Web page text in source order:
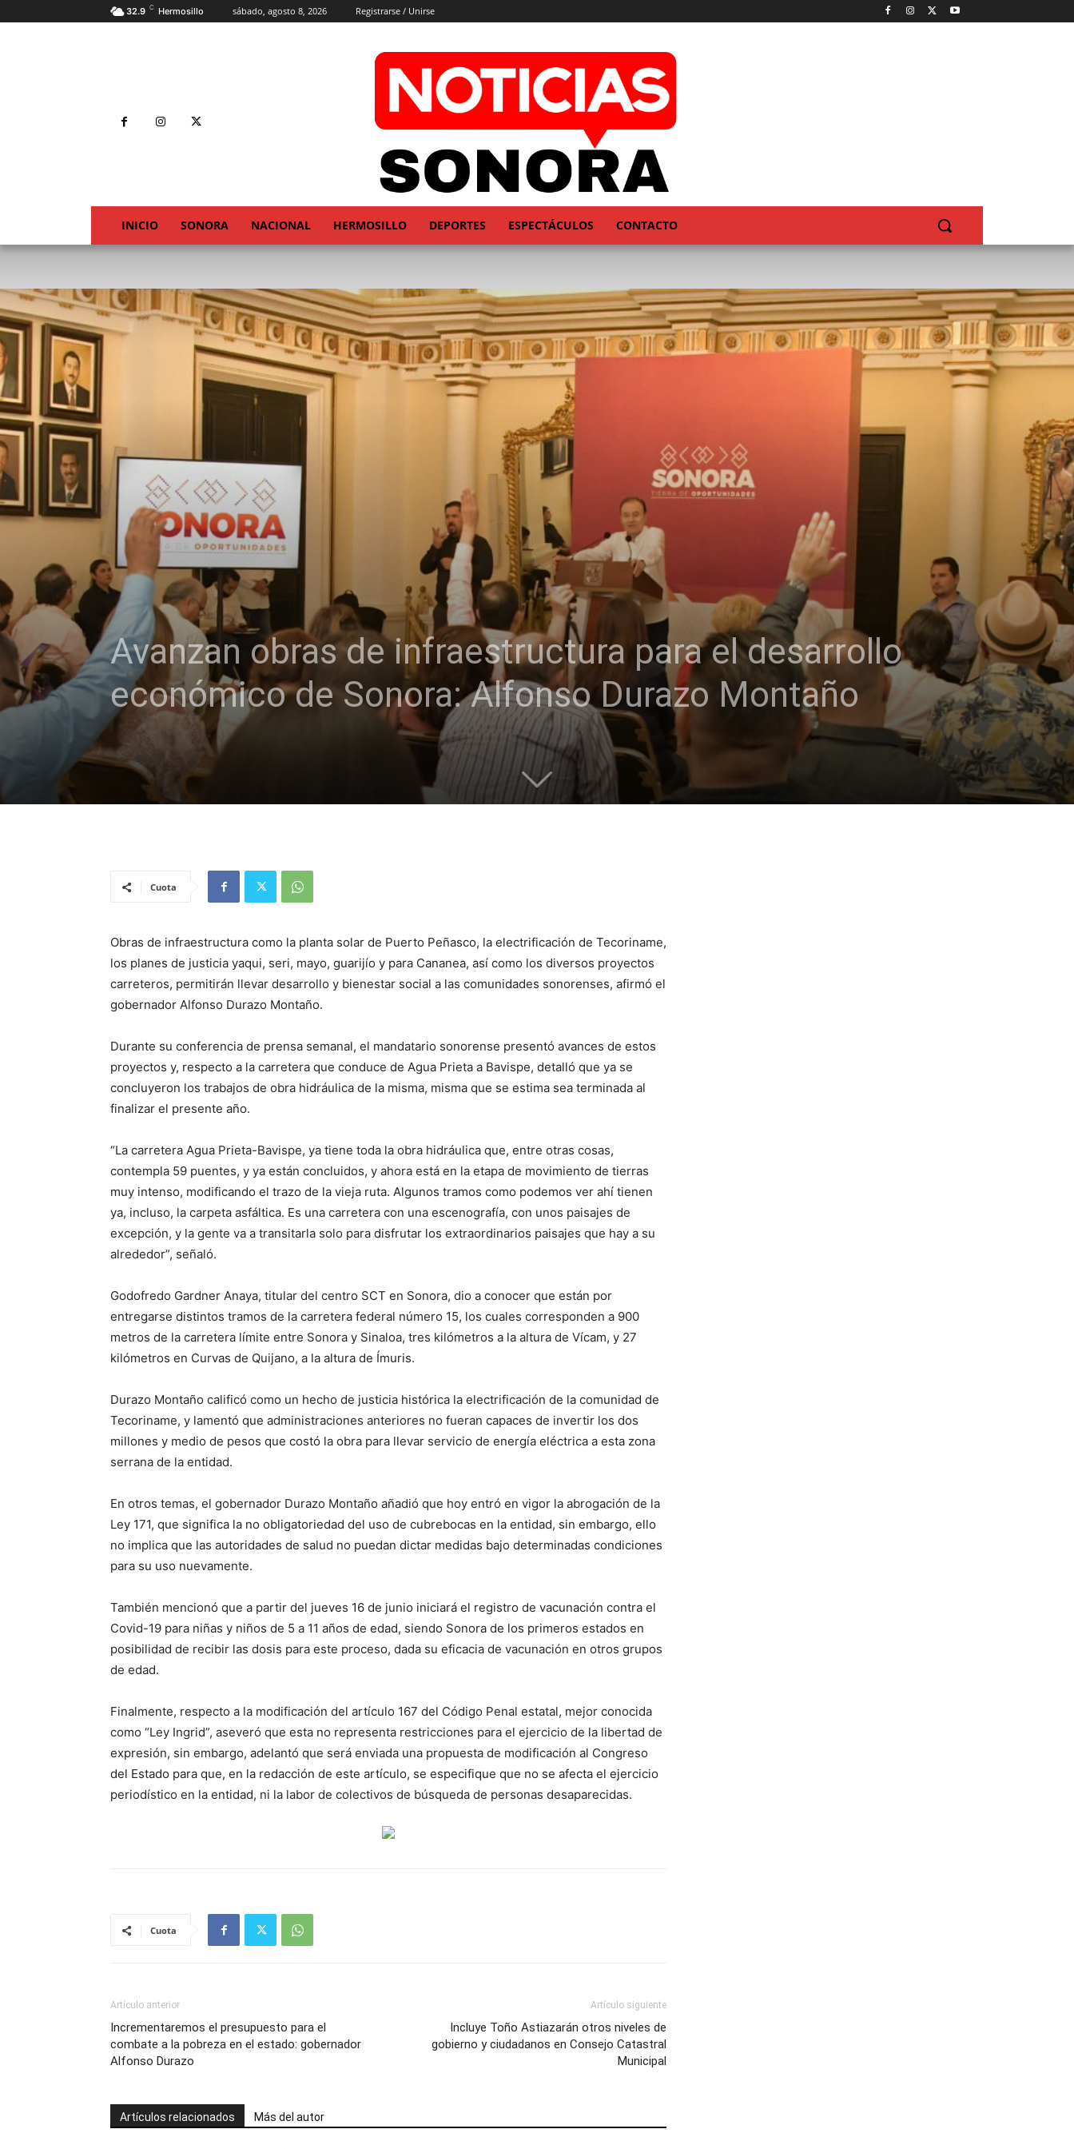
32.9 C Hermosillo sábado, agosto 8, 2026 Registrarse / Unirse
INICIO SONORA NACIONAL HERMOSILLO DEPORTES ESPECTÁCULOS CONTACTO
Avanzan obras de infraestructura para el desarrollo
económico de Sonora: Alfonso Durazo Montaño
Cuota
Obras de infraestructura como la planta solar de Puerto Peñasco, la electrificación de Tecoriname,
los planes de justicia yaqui, seri, mayo, guarijío y para Cananea, así como los diversos proyectos
carreteros, permitirán llevar desarrollo y bienestar social a las comunidades sonorenses, afirmó el
gobernador Alfonso Durazo Montaño.
Durante su conferencia de prensa semanal, el mandatario sonorense presentó avances de estos
proyectos y, respecto a la carretera que conduce de Agua Prieta a Bavispe, detalló que ya se
concluyeron los trabajos de obra hidráulica de la misma, misma que se estima sea terminada al
finalizar el presente año.
“La carretera Agua Prieta-Bavispe, ya tiene toda la obra hidráulica que, entre otras cosas,
contempla 59 puentes, y ya están concluidos, y ahora está en la etapa de movimiento de tierras
muy intenso, modificando el trazo de la vieja ruta. Algunos tramos como podemos ver ahí tienen
ya, incluso, la carpeta asfáltica. Es una carretera con una escenografía, con unos paisajes de
excepción, y la gente va a transitarla solo para disfrutar los extraordinarios paisajes que hay a su
alrededor”, señaló.
Godofredo Gardner Anaya, titular del centro SCT en Sonora, dio a conocer que están por
entregarse distintos tramos de la carretera federal número 15, los cuales corresponden a 900
metros de la carretera límite entre Sonora y Sinaloa, tres kilómetros a la altura de Vícam, y 27
kilómetros en Curvas de Quijano, a la altura de Ímuris.
Durazo Montaño calificó como un hecho de justicia histórica la electrificación de la comunidad de
Tecoriname, y lamentó que administraciones anteriores no fueran capaces de invertir los dos
millones y medio de pesos que costó la obra para llevar servicio de energía eléctrica a esta zona
serrana de la entidad.
En otros temas, el gobernador Durazo Montaño añadió que hoy entró en vigor la abrogación de la
Ley 171, que significa la no obligatoriedad del uso de cubrebocas en la entidad, sin embargo, ello
no implica que las autoridades de salud no puedan dictar medidas bajo determinadas condiciones
para su uso nuevamente.
También mencionó que a partir del jueves 16 de junio iniciará el registro de vacunación contra el
Covid-19 para niñas y niños de 5 a 11 años de edad, siendo Sonora de los primeros estados en
posibilidad de recibir las dosis para este proceso, dada su eficacia de vacunación en otros grupos
de edad.
Finalmente, respecto a la modificación del artículo 167 del Código Penal estatal, mejor conocida
como “Ley Ingrid”, aseveró que esta no representa restricciones para el ejercicio de la libertad de
expresión, sin embargo, adelantó que será enviada una propuesta de modificación al Congreso
del Estado para que, en la redacción de este artículo, se especifique que no se afecta el ejercicio
periodístico en la entidad, ni la labor de colectivos de búsqueda de personas desaparecidas.
Cuota
Artículo anterior
Incrementaremos el presupuesto para el
combate a la pobreza en el estado: gobernador
Alfonso Durazo
Artículo siguiente
Incluye Toño Astiazarán otros niveles de
gobierno y ciudadanos en Consejo Catastral
Municipal
Artículos relacionados Más del autor